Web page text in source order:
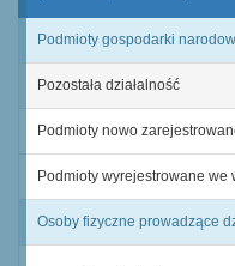
Podmioty gospodarki
Pozostała działalność
Podmioty nowo
Podmioty wyrejestrowane
Osoby fizyczne prowadzące